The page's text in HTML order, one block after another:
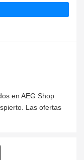
en AEG Shop
Las ofertas